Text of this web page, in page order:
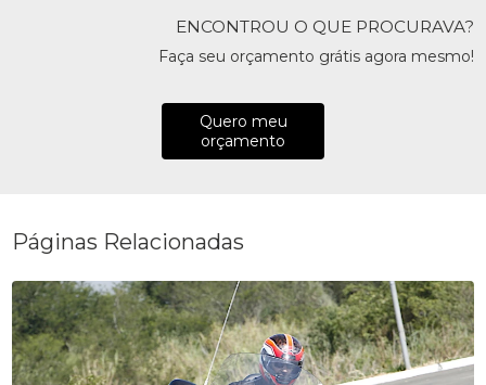
ENCONTROU O QUE PROCURAVA?
Faça seu orçamento grátis agora mesmo!
Quero meu
orçamento
Páginas Relacionadas